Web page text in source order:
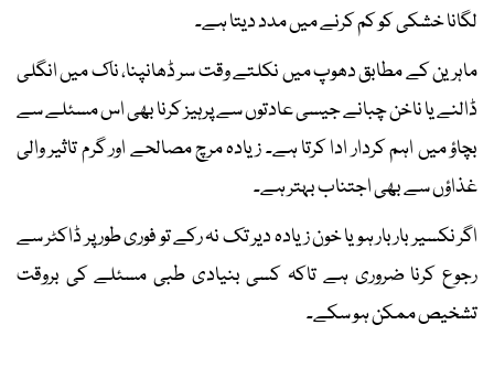
لگانا خشکی کو کم کرنے میں مدد دیتا ہے۔
ماہرین کے مطابق دھوپ میں نکلتے وقت سر ڈھانپنا، ناک میں انگلی
ڈالنے یا ناخن چبانے جیسی عادتوں سے پرہیز کرنا بھی اس مسئلے سے
بچاؤ میں اہم کردار ادا کرتا ہے۔ زیادہ مرچ مصالحے اور گرم تاثیر والی
غذاؤں سے بھی اجتناب بہتر ہے۔
اگر نکسیر بار بار ہو یا خون زیادہ دیر تک نہ رکے تو فوری طور پر ڈاکٹر سے
رجوع کرنا ضروری ہے تاکہ کسی بنیادی طبی مسئلے کی بروقت
تشخیص ممکن ہو سکے۔